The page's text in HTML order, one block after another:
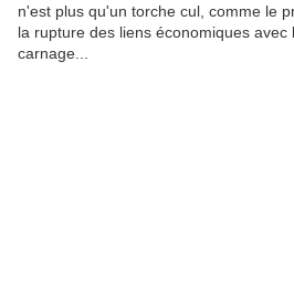
n'est plus qu'un torche cul, comme le
la rupture des liens économiques avec
carnage...